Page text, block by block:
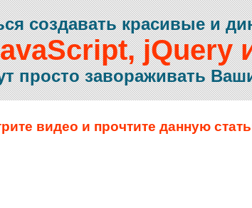
создавать красивые и
jQuery
просто завораживать
видео и прочтите данную